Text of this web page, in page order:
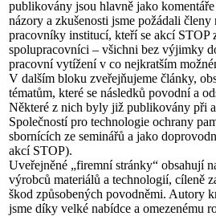
publikovány jsou hlavně jako
názory a zkušenosti jsme požádali členy
pracovníky institucí, kteří se akcí STOP
spolupracovníci – všichni bez výjimky
pracovní vytížení v co nejkratším
V dalším bloku zveřejňujeme články,
tématům, které se následků povodní a
Některé z nich byly již publikovány při
Společností pro technologie ochrany
sbornících ze seminářů a jako
akcí STOP).
Uveřejněné „firemní stránky“ obsahují
výrobců materiálů a technologií, cíleně
škod způsobených povodněmi. Autory
jsme díky velké nabídce a omezenému